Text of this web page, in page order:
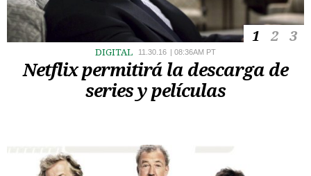
DIGITAL 11.30.16 | 08:36AM PT
Netflix permitirá la descarga de
series y películas
1 2 3